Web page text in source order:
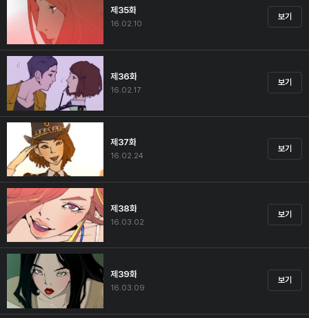
제35화
16.02.10
보기
제36화
16.02.17
보기
제37화
16.02.24
보기
제38화
16.03.02
보기
제39화
16.03.09
보기